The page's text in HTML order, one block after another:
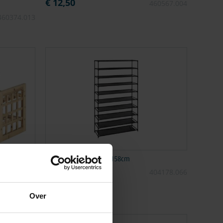
Over
Schoenenrek 93x30,5x158cm
€ 21,80